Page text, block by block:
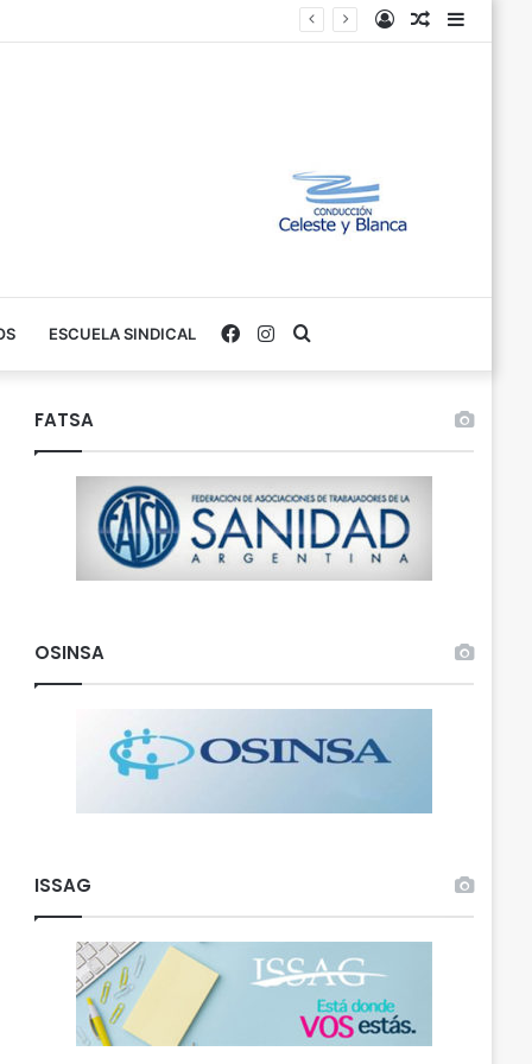
Barra
Variados
Iniciar
ESCUELA SINDICAL Instagram
Facebook
FATSA
OSINSA
ISSAG